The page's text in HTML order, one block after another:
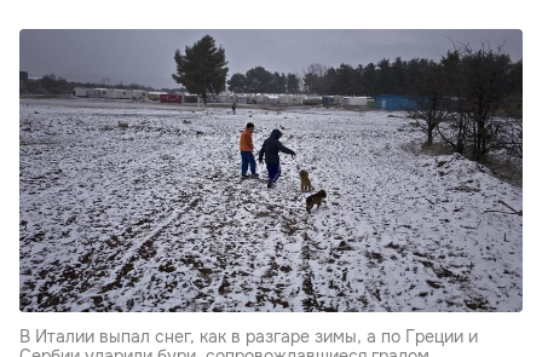
В Италии выпал снег, как в разгаре зимы, а по Греции и